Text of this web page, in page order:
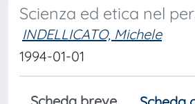
Scienza ed etica nel
INDELLICATO, Michele
1994-01-01